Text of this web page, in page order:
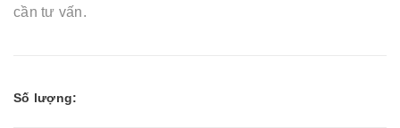
cần tư vấn.
Số lượng: